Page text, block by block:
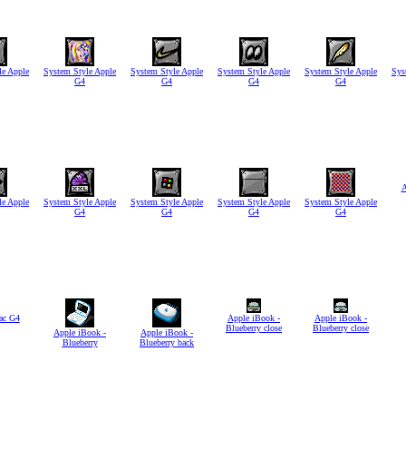
Apple
System Style Apple
G4
System Style Apple
G4
System Style Apple
G4
System Style Apple
G4
Apple
System Style Apple
G4
System Style Apple
G4
System Style Apple
G4
System Style Apple
G4
G4
Apple iBook -
Blueberry
Apple iBook -
Blueberry back
Apple iBook -
Blueberry close
Apple iBook -
Blueberry close